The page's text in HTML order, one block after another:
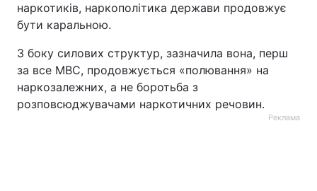
наркотиків, наркополітика держави продовжує
бути каральною.
З боку силових структур, зазначила вона, перш
за все МВС, продовжується «полювання» на
наркозалежних, а не боротьба з
розповсюджувачами наркотичних речовин.
Реклама